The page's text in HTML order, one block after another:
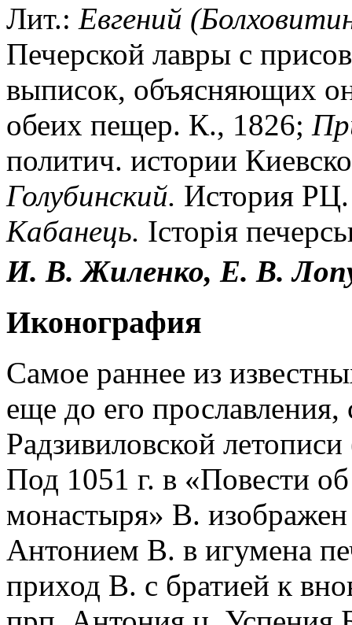
Лит.: Евгений
Печерской лавры с
выписок, объясняющих
обеих пещер. К., 1826;
политич. истории
Голубинский. История
Кабанець. Iсторiя
И. В. Жиленко, Е. В.
Иконография
Самое раннее из
еще до его
Радзивиловской
Под 1051 г. в «Повести
монастыря» В.
Антонием В. в игумена
приход В. с братией к